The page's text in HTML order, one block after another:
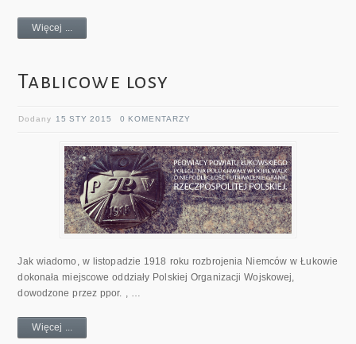
Więcej ...
Tablicowe losy
Dodany 15 STY 2015 0 KOMENTARZY
Jak wiadomo, w listopadzie 1918 roku rozbrojenia Niemców w Łukowie
dokonała miejscowe oddziały Polskiej Organizacji Wojskowej,
dowodzone przez ppor. , …
Więcej ...